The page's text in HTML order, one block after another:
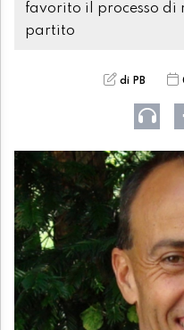
favorito il processo di
partito
di PB